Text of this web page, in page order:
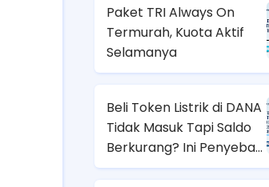
Paket TRI Always On
Termurah, Kuota Aktif
Selamanya
Beli Token Listrik di DANA
Tidak Masuk Tapi Saldo
Berkurang? Ini Penyebab
dan Solusinya